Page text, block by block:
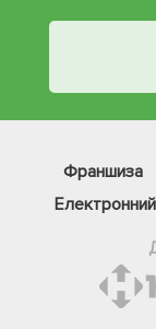
Франшиза